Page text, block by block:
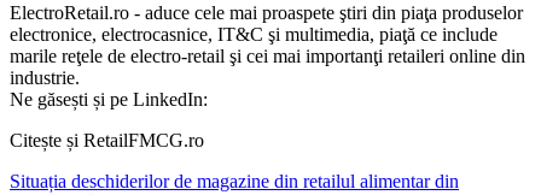
ElectroRetail.ro - aduce cele mai proaspete ştiri din piaţa produselor
electronice, electrocasnice, IT&C şi multimedia, piaţă ce include
marile reţele de electro-retail şi cei mai importanţi retaileri online din
industrie.
Ne găsești și pe LinkedIn:
Citește și RetailFMCG.ro
Situația deschiderilor de magazine din retailul alimentar din